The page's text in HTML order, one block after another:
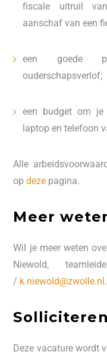
fiscale uitruil
aanschaf van een
een goede
ouderschapsverlof;
een budget om
laptop en telefoon
Alle
opdeze pagina.
Meer
Wil je meer weten
Niewold,
/ k.niewold@zwolle.nl.
Solliciteren
Deze vacature wordt